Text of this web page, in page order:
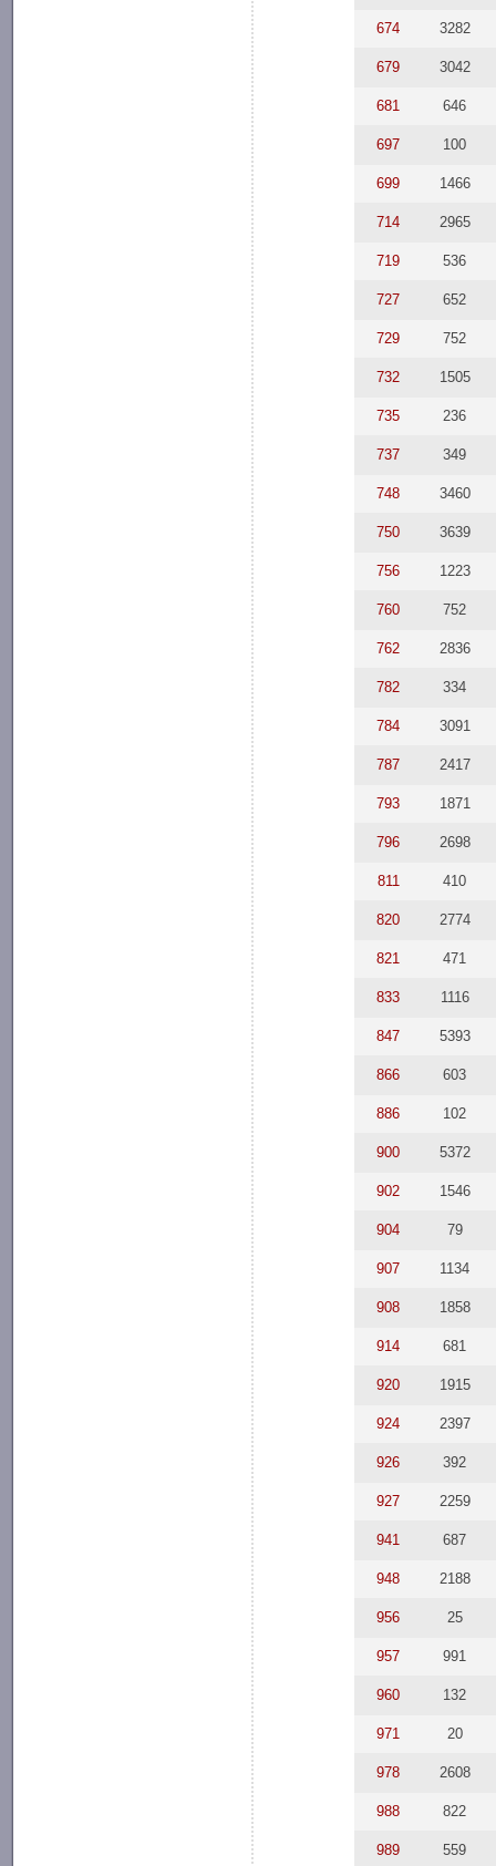
674 3282
679 3042
681 646
697 100
699 1466
714 2965
719 536
727 652
729 752
732 1505
735 236
737 349
748 3460
750 3639
756 1223
760 752
762 2836
782 334
784 3091
787 2417
793 1871
796 2698
811 410
820 2774
821 471
833 1116
847 5393
866 603
886 102
900 5372
902 1546
904 79
907 1134
908 1858
914 681
920 1915
924 2397
926 392
927 2259
941 687
948 2188
956 25
957 991
960 132
971 20
978 2608
988 822
989 559